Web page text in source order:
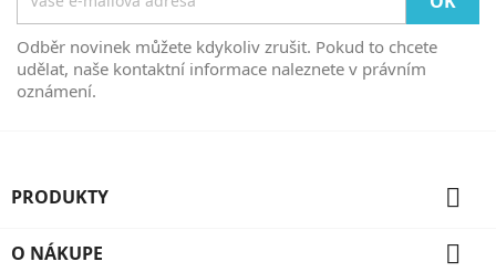
Odběr novinek můžete kdykoliv zrušit. Pokud to chcete
udělat, naše kontaktní informace naleznete v právním
oznámení.
PRODUKTY 
O NÁKUPE 